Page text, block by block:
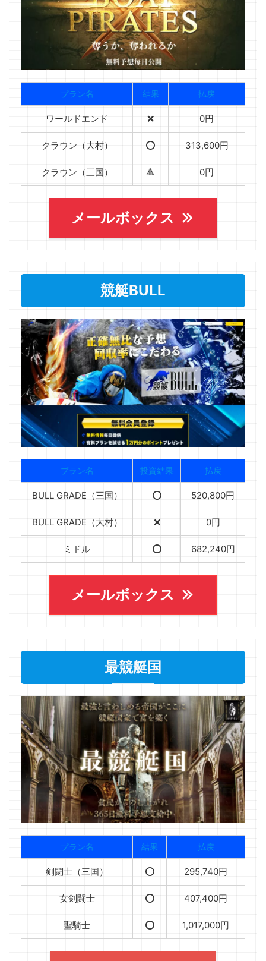
プラン名 結果 払戻
ワールドエンド ❌ 0円
クラウン（大村） ⭕️ 313,600円
クラウン（三国） 🔺 0円
メールボックス
競艇BULL
プラン名 投資結果 払戻
BULL GRADE（三国） ⭕️ 520,800円
BULL GRADE（大村） ❌ 0円
ミドル ⭕️ 682,240円
メールボックス
最競艇国
プラン名 結果 払戻
剣闘士（三国） ⭕️ 295,740円
女剣闘士 ⭕️ 407,400円
聖騎士 ⭕️ 1,017,000円